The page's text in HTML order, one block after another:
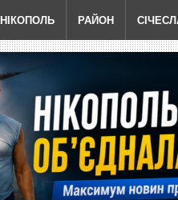
НІКОПОЛЬ РАЙОН